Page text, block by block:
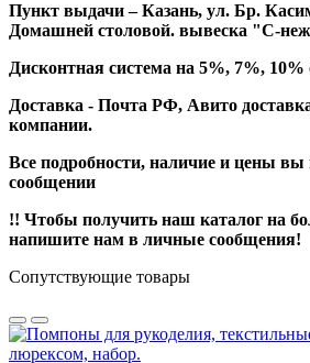
Пункт выдачи – Казань, ул. Бр.
Домашней столовой. вывеска "С-
Дисконтная система на 5%, 7%,
Доставка - Почта РФ, Авито
компании.
Все подробности, наличие и цены вы
сообщении
!! Чтобы получить наш каталог на
напишите нам в личные сообщения!
Сопутствующие товары